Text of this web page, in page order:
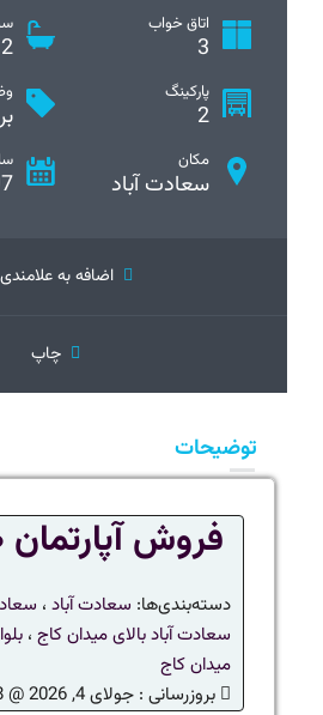
اتاق خواب
3
2
پارکینگ
2
مکان
سعادت آباد
اضافه به
چاپ
توضیحات
فروش آپارتمان ۱۵۰ متری
دسته‌بندی‌ها: سعادت آباد ،
سعادت آباد بالای میدان کاج ،
میدان کاج
بروزرسانی : جولای 4, 2026 @ 22:10:38